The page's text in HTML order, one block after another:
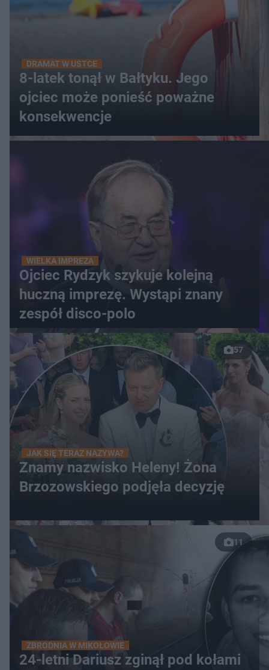
DRAMAT W USTCE
8-latek tonął w Bałtyku. Jego
ojciec może ponieść poważne
konsekwencje
WIELKA IMPREZA
Ojciec Rydzyk szykuje kolejną
huczną imprezę. Wystąpi znany
zespół disco-polo
57
JAK SIĘ TERAZ NAZYWA?
Znamy nazwisko Heleny! Żona
Brzozowskiego podjęła decyzję
11
ZBRODNIA W MIKOŁOWIE
24-letni Dariusz zginął pod kołami